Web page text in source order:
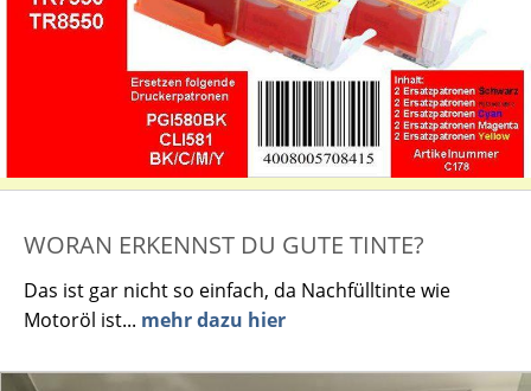
WORAN ERKENNST DU GUTE TINTE?
Das ist gar nicht so einfach, da Nachfülltinte wie
Motoröl ist... mehr dazu hier